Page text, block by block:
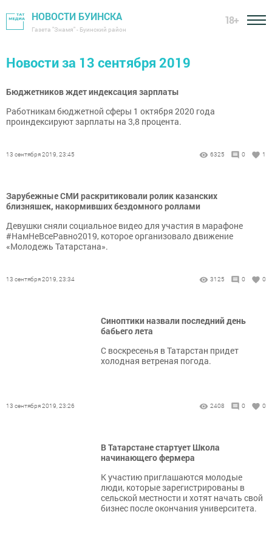
НОВОСТИ БУИНСКА
Газета "Знамя" - Буинский район
18+
Новости за 13 сентября 2019
Бюджетников ждет индексация зарплаты
Работникам бюджетной сферы 1 октября 2020 года
проиндексируют зарплаты на 3,8 процента.
13 сентября 2019, 23:45 6325 0 1
Зарубежные СМИ раскритиковали ролик казанских
близняшек, накормивших бездомного роллами
Девушки сняли социальное видео для участия в марафоне
#НамНеВсеРавно2019, которое организовало движение
«Молодежь Татарстана».
13 сентября 2019, 23:34 3125 0 0
Синоптики назвали последний день
бабьего лета
С воскресенья в Татарстан придет
холодная ветреная погода.
13 сентября 2019, 23:26 2408 0 0
В Татарстане стартует Школа
начинающего фермера
К участию приглашаются молодые
люди, которые зарегистрированы в
сельской местности и хотят начать свой
бизнес после окончания университета.